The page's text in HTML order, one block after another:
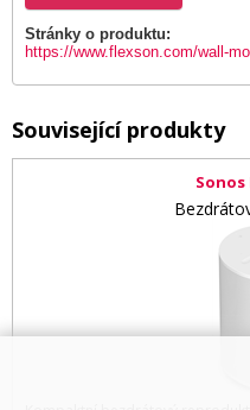
Stránky o produktu:
https://www.flexson.com/wall-
Související produkty
Sonos